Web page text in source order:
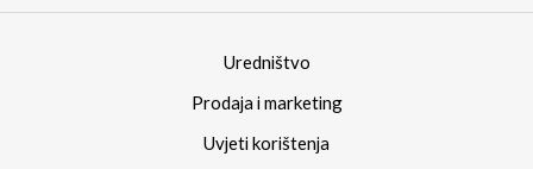
Uredništvo
Prodaja i marketing
Uvjeti korištenja